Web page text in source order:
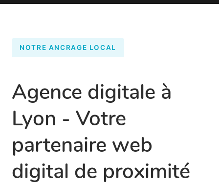
NOTRE ANCRAGE LOCAL
Agence digitale à
Lyon - Votre
partenaire web
digital de proximité